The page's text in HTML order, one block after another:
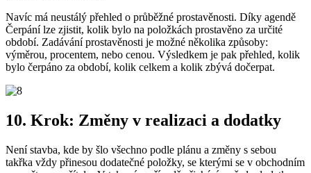
Navíc má neustálý přehled o průběžné prostavěnosti. Díky agendě
Čerpání lze zjistit, kolik bylo na položkách prostavěno za určité
období. Zadávání prostavěnosti je možné několika způsoby:
výměrou, procentem, nebo cenou. Výsledkem je pak přehled, kolik
bylo čerpáno za období, kolik celkem a kolik zbývá dočerpat.
10. Krok: Změny v realizaci a dodatky
Není stavba, kde by šlo všechno podle plánu a změny s sebou
takřka vždy přinesou dodatečné položky, se kterými se v obchodním